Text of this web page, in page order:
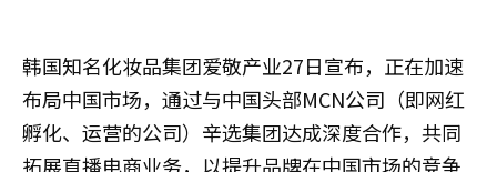
韩国知名化妆品集团爱敬产业27日宣布，正在加速
布局中国市场，通过与中国头部MCN公司（即网红
孵化、运营的公司）辛选集团达成深度合作，共同
拓展直播电商业务，以提升品牌在中国市场的竞争